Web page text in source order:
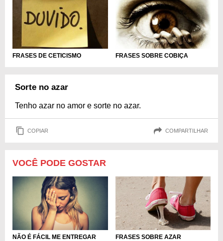
FRASES DE CETICISMO FRASES SOBRE COBIÇA
Sorte no azar
Tenho azar no amor e sorte no azar.
COPIAR COMPARTILHAR
VOCÊ PODE GOSTAR
NÃO É FÁCIL ME ENTREGAR FRASES SOBRE AZAR